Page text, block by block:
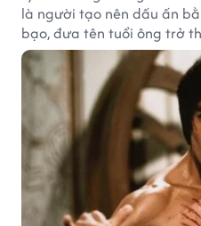
là người tạo nên dấu ấn
bạo, đưa tên tuổi ông trở